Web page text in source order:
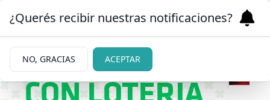
¿Querés recibir nuestras notificaciones?
NO, GRACIAS ACEPTAR